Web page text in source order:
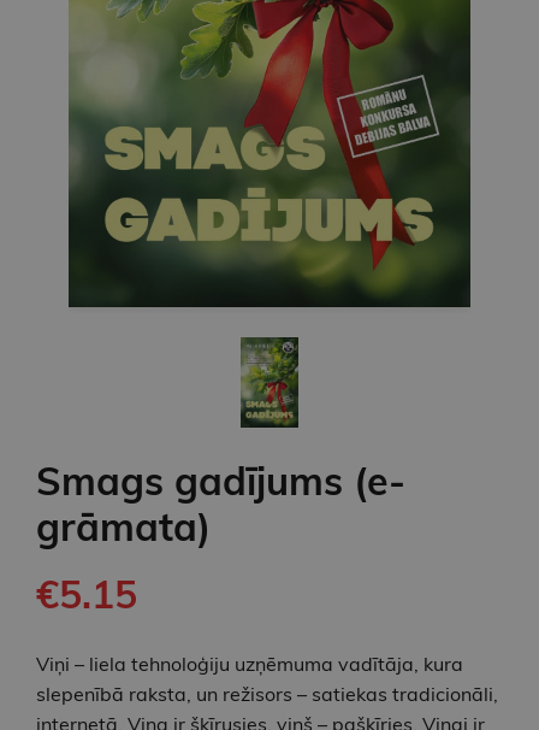
Smags gadījums (e-
grāmata)
€5.15
Viņi – liela tehnoloģiju uzņēmuma vadītāja, kura
slepenībā raksta, un režisors – satiekas tradicionāli,
internetā. Viņa ir šķīrusies, viņš – pašķīries. Viņai ir